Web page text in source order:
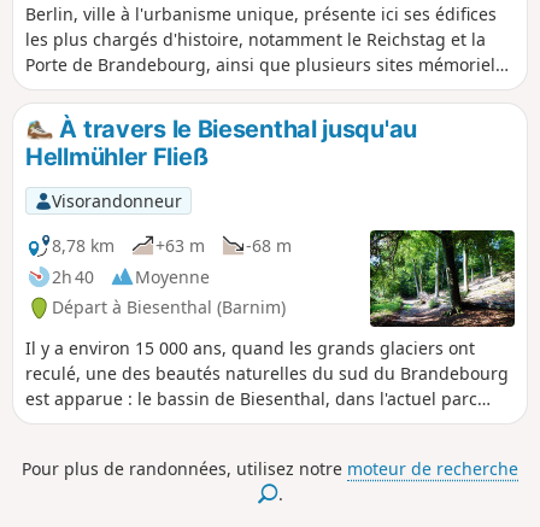
Berlin, ville à l'urbanisme unique, présente ici ses édifices
les plus chargés d'histoire, notamment le Reichstag et la
Porte de Brandebourg, ainsi que plusieurs sites mémoriels.
La gare centrale, au départ, et l'Alexander Platz, à l'arrivée,
donnent à voir de belles réalisations de l'architecture
moderne.
À travers le Biesenthal jusqu'au
Hellmühler Fließ
Visorandonneur
8,78 km
+63 m
-68 m
2h 40
Moyenne
Départ à Biesenthal (Barnim)
Il y a environ 15 000 ans, quand les grands glaciers ont
reculé, une des beautés naturelles du sud du Brandebourg
est apparue : le bassin de Biesenthal, dans l'actuel parc
naturel de Barnim. Au fil des millénaires, l'eau qui s'écoulait
humides et de lacs qui traversent toute la région. L'un des
points forts est sans aucun doute le Hellmühler Fließ, une
Pour plus de randonnées, utilisez notre moteur de recherche
.